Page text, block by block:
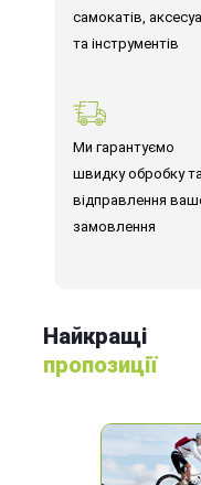
самокатів,
та інструментів
Ми гарантуємо
швидку обробку та
відправлення
замовлення
Найкращі
пропозиції